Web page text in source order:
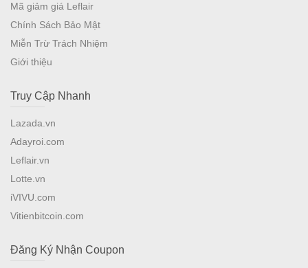
Mã giảm giá Leflair
Chính Sách Bảo Mật
Miễn Trừ Trách Nhiệm
Giới thiệu
Truy Cập Nhanh
Lazada.vn
Adayroi.com
Leflair.vn
Lotte.vn
iVIVU.com
Vitienbitcoin.com
Đăng Ký Nhận Coupon